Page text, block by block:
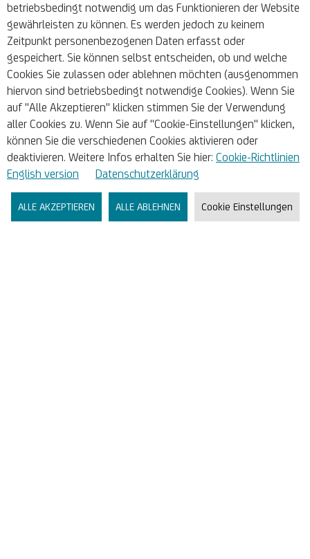
betriebsbedingt notwendig um das Funktionieren der Website
gewährleisten zu können. Es werden jedoch zu keinem
Zeitpunkt personenbezogenen Daten erfasst oder
gespeichert. Sie können selbst entscheiden, ob und welche
Cookies Sie zulassen oder ablehnen möchten (ausgenommen
hiervon sind betriebsbedingt notwendige Cookies). Wenn Sie
auf "Alle Akzeptieren" klicken stimmen Sie der Verwendung
aller Cookies zu. Wenn Sie auf "Cookie-Einstellungen" klicken,
können Sie die verschiedenen Cookies aktivieren oder
deaktivieren. Weitere Infos erhalten Sie hier: Cookie-Richtlinien
English version
Datenschutzerklärung
ALLE AKZEPTIEREN ALLE ABLEHNEN Cookie Einstellungen
Rechtliches
Unsere AGB
Aushang